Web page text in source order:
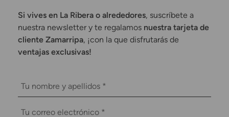
Si vives en La Ribera o alrededores, suscríbete a
nuestra newsletter y te regalamos nuestra tarjeta de
cliente Zamarripa, ¡con la que disfrutarás de
ventajas exclusivas!